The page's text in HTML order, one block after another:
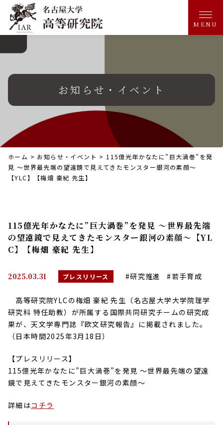
MENU
お知らせ・イベント
ホーム > お知らせ・イベント > 115億光年かなたに”巨大渦巻”を発
見 ～世界最先端の望遠鏡で見えてきたモンスター銀河の素顔～
【YLC】【梅畑 豪紀 先生】
115億光年かなたに”巨大渦巻”を発見 ～世界最先端
の望遠鏡で見えてきたモンスター銀河の素顔～【YL
C】【梅畑 豪紀 先生】
2025.03.31 プレスリリース #研究推進 #若手育成
高等研究院YLCの梅畑 豪紀 先生（名古屋大学大学院理学
研究科 特任助教）が所属する国際共同研究チームの研究成
果が、天文学専門誌『欧文研究報告』 に掲載されました。
（日本時間2025年3月18日）
【プレスリリース】
115億光年かなたに”巨大渦巻”を発見 ～世界最先端の望遠
鏡で見えてきたモンスター銀河の素顔～
詳細はコチラ